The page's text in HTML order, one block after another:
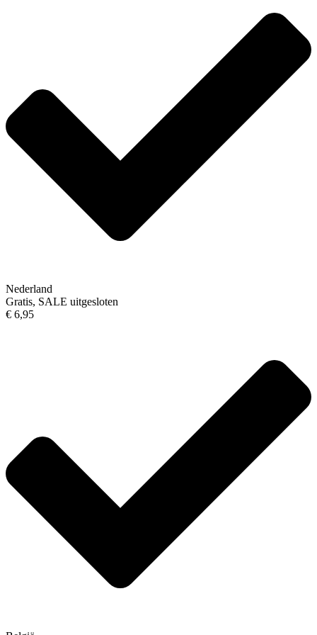
Nederland
Gratis, SALE uitgesloten
€ 6,95